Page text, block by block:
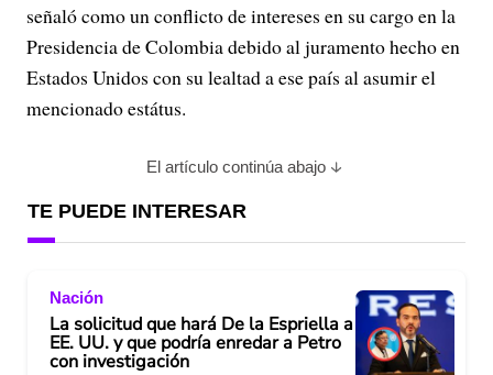
señaló como un conflicto de intereses en su cargo en la
Presidencia de Colombia debido al juramento hecho en
Estados Unidos con su lealtad a ese país al asumir el
mencionado estátus.
El artículo continúa abajo
TE PUEDE INTERESAR
Nación
La solicitud que hará De la Espriella a
EE. UU. y que podría enredar a Petro
con investigación